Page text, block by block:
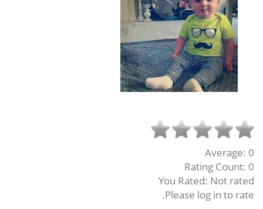
Average: 0
Rating Count: 0
You Rated: Not rated
Please log in to rate.